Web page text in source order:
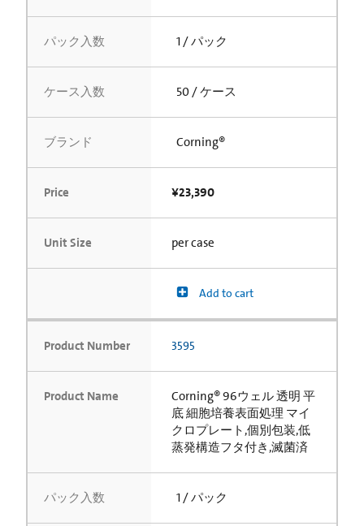
パック入数 1 / パック
ケース入数 50 / ケース
ブランド Corning®
Price ¥23,390
Unit Size per case
Add to cart
Product Number 3595
Product Name
Corning® 96ウェル 透明 平
底 細胞培養表面処理 マイ
クロプレート,個別包装,低
蒸発構造フタ付き,滅菌済
パック入数 1 / パック